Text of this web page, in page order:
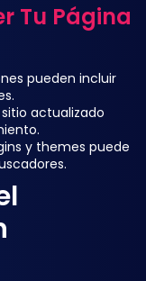
Tu Página
pueden incluir
actualizado
y themes puede